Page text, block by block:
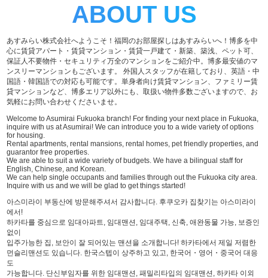
ABOUT US
あすみらい株式会社へようこそ！福岡のお部屋探しはあすみらいへ！博多を中
心に賃貸アパート・賃貸マンション・賃貸一戸建て・新築、築浅、ペット可、
保証人不要物件・セキュリティ万全のマンションをご紹介中。博多最安値のマ
ンスリーマンションもございます。 外国人スタッフが在籍しており、英語・中
国語・韓国語での対応も可能です。単身者向け賃貸マンション、ファミリー賃
貸マンションなど、博多エリア以外にも、取扱い物件多数ございますので、お
気軽にお問い合わせくださいませ。
Welcome to Asumirai Fukuoka branch! For finding your next place in Fukuoka,
inquire with us at Asumirai! We can introduce you to a wide variety of options
for housing.
Rental apartments, rental mansions, rental homes, pet friendly properties, and
guarantor free properties.
We are able to suit a wide variety of budgets. We have a bilingual staff for
English, Chinese, and Korean.
We can help single occupants and families through out the Fukuoka city area.
Inquire with us and we will be glad to get things started!
아스미라이 부동산에 방문해주셔서 감사합니다. 후쿠오카 집찾기는 아스미라이
에서!
하카타를 중심으로 임대아파트, 임대맨션, 임대주택, 신축, 애완동물 가능, 보증인
없이
입주가능한 집, 보안이 잘 되어있는 맨션을 소개합니다! 하카타에서 제일 저렴한
먼슬리맨션도 있습니다. 한국스텝이 상주하고 있고, 한국어・영어・중국어 대응
도
가능합니다. 단신부임자를 위한 임대맨션, 패밀리타입의 임대맨션, 하카타 이외